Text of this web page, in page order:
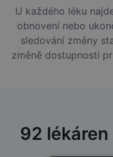
U každého léku
obnovení nebo
sledování změny
změně dostupnosti
92